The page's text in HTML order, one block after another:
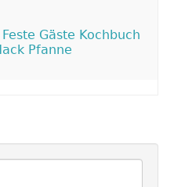
Gäste Kochbuch
Pfanne